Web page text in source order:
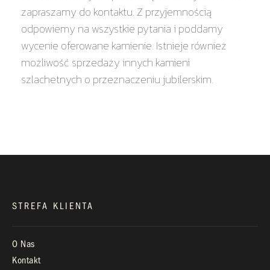
zapraszamy do kontaktu. Z przyjemnością
odpowiemy na wszystkie pytania i poddamy
wycenie oferowane kamienie. Istnieje również
możliwość sprzedaży innych kamieni
szlachetnych o przeznaczeniu jubilerskim.
KONTAKT
+48 660 991 995
STREFA KLIENTA
O Nas
Kontakt